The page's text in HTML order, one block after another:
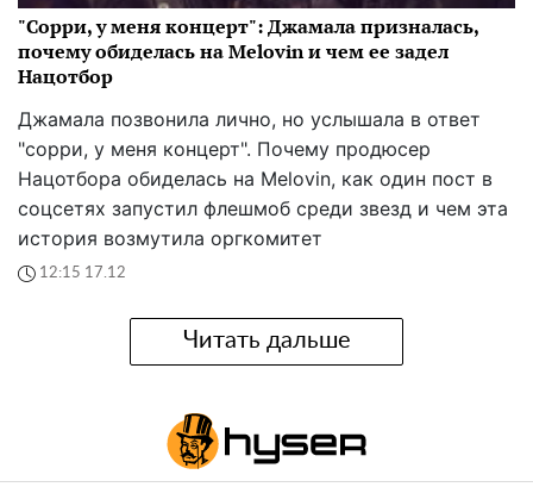
"Сорри, у меня концерт": Джамала призналась,
почему обиделась на Melovin и чем ее задел
Нацотбор
Джамала позвонила лично, но услышала в ответ
"сорри, у меня концерт". Почему продюсер
Нацотбора обиделась на Melovin, как один пост в
соцсетях запустил флешмоб среди звезд и чем эта
история возмутила оргкомитет
12:15 17.12
Читать дальше